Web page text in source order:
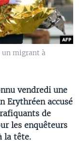
un migrant à
vendredi une
Erythréen accusé
de
les enquêteurs
la tête.